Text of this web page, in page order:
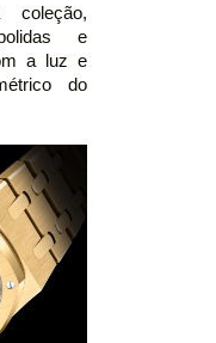
coleção,
e
a luz e
do